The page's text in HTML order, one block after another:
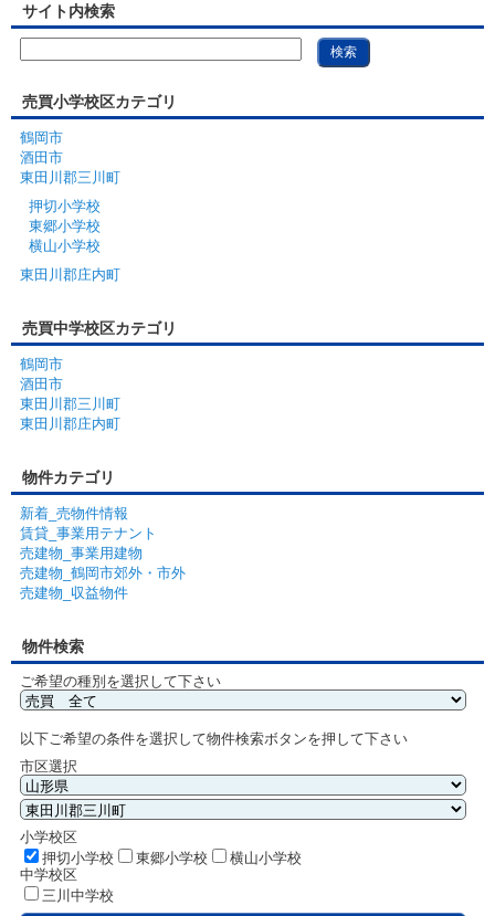
サイト内検索
売買小学校区カテゴリ
鶴岡市
酒田市
東田川郡三川町
押切小学校
東郷小学校
横山小学校
東田川郡庄内町
売買中学校区カテゴリ
鶴岡市
酒田市
東田川郡三川町
東田川郡庄内町
物件カテゴリ
新着_売物件情報
賃貸_事業用テナント
売建物_事業用建物
売建物_鶴岡市郊外・市外
売建物_収益物件
物件検索
ご希望の種別を選択して下さい
以下ご希望の条件を選択して物件検索ボタンを押して下さい
市区選択
小学校区
押切小学校
東郷小学校
横山小学校
中学校区
三川中学校